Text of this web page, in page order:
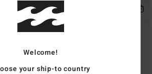
BRANDNEU
Welcome!
your ship-to country